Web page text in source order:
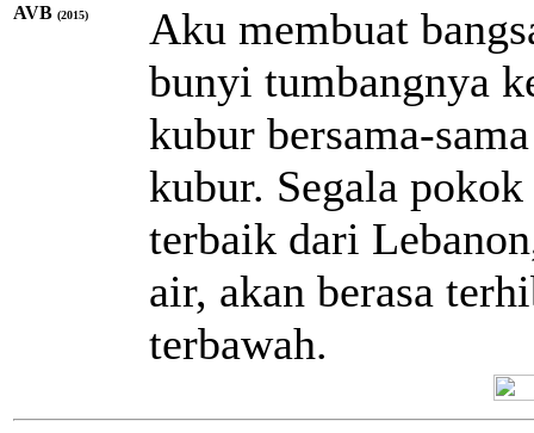
AVB (2015)
Aku membuat
bunyi tumbangnya
kubur bersama-
kubur. Segala
terbaik dari
air, akan berasa
terbawah.